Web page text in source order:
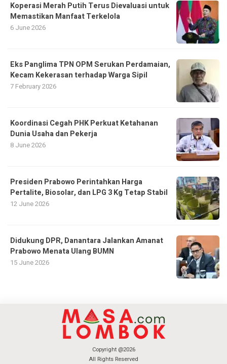
Koperasi Merah Putih Terus Dievaluasi untuk
Memastikan Manfaat Terkelola
6 June 2026
Eks Panglima TPN OPM Serukan Perdamaian,
Kecam Kekerasan terhadap Warga Sipil
7 February 2026
Koordinasi Cegah PHK Perkuat Ketahanan
Dunia Usaha dan Pekerja
8 June 2026
Presiden Prabowo Perintahkan Harga
Pertalite, Biosolar, dan LPG 3 Kg Tetap Stabil
12 June 2026
Didukung DPR, Danantara Jalankan Amanat
Prabowo Menata Ulang BUMN
15 June 2026
Copyright @2026
All Rights Reserved